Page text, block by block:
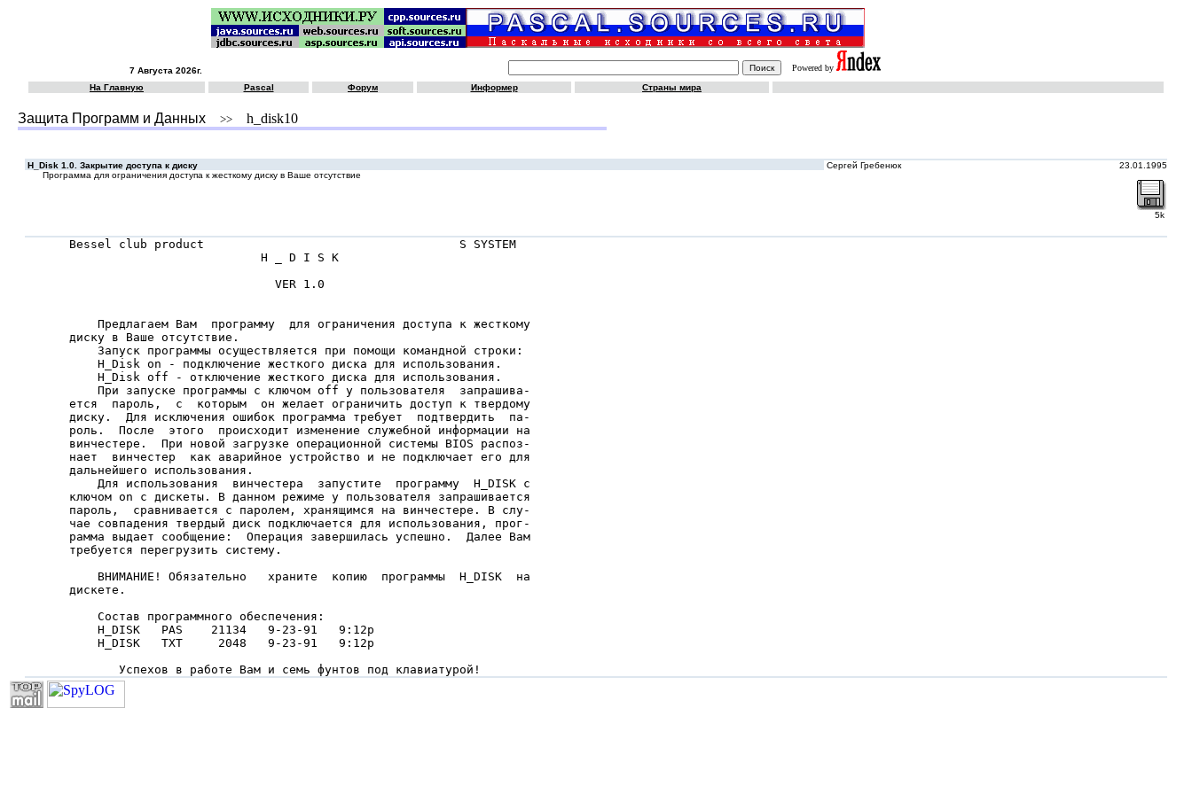
7 Августа 2026г.
Powered by
На Главную
Pascal Форум Информер Страны мира
Защита Программ и Данных >> h_disk10
H_Disk 1.0. Закрытие доступа к диску Сергей Гребенюк
23.01.1995
Программа для ограничения доступа к жесткому диску в Ваше отсутствие
5k
Bessel club product                                    S SYSTEM
                           H _ D I S K
                             VER 1.0
    Предлагаем Вам  программу  для ограничения доступа к жесткому
диску в Ваше отсутствие.
    Запуск программы осуществляется при помощи командной строки:
    H_Disk on - подключение жесткого диска для использования.
    H_Disk off - отключение жесткого диска для использования.
    При запуске программы с ключом off у пользователя  запрашива-
ется  пароль,  с  которым  он желает ограничить доступ к твердому
диску.  Для исключения ошибок программа требует  подтвердить  па-
роль.  После  этого  происходит изменение служебной информации на
винчестере.  При новой загрузке операционной системы BIOS распоз-
нает  винчестер  как аварийное устройство и не подключает его для
дальнейшего использования.
    Для использования  винчестера  запустите  программу  H_DISK с
ключом on с дискеты. В данном режиме у пользователя запрашивается
пароль,  сравнивается с паролем, хранящимся на винчестере. В слу-
чае совпадения твердый диск подключается для использования, прог-
рамма выдает сообщение:  Операция завершилась успешно.  Далее Вам
требуется перегрузить систему.
    ВНИМАНИЕ! Обязательно   храните  копию  программы  H_DISK  на
дискете.
    Состав программного обеспечения:
    H_DISK   PAS    21134   9-23-91   9:12p
    H_DISK   TXT     2048   9-23-91   9:12p
       Успехов в работе Вам и семь фунтов под клавиатурой!